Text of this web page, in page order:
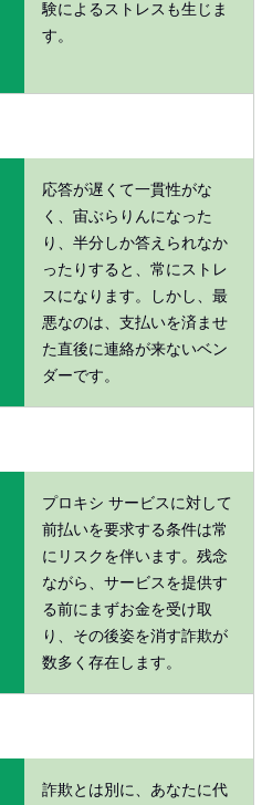
験によるストレスも生じま
す。
応答が遅くて一貫性がな
く、宙ぶらりんになった
り、半分しか答えられなか
ったりすると、常にストレ
スになります。しかし、最
悪なのは、支払いを済ませ
た直後に連絡が来ないベン
ダーです。
プロキシ サービスに対して
前払いを要求する条件は常
にリスクを伴います。残念
ながら、サービスを提供す
る前にまずお金を受け取
り、その後姿を消す詐欺が
数多く存在します。
詐欺とは別に、あなたに代